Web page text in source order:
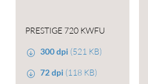
PRESTIGE 720 KWFU
300 dpi (521 KB)
72 dpi (118 KB)